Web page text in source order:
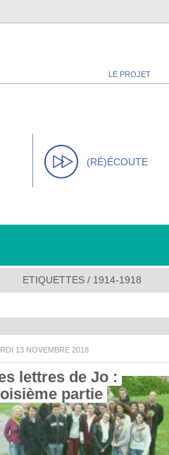
LE PROJET
(RÉ)ÉCOUTE
ETIQUETTES / 1914-1918
13 NOVEMBRE 2018
lettres de Jo :
partie